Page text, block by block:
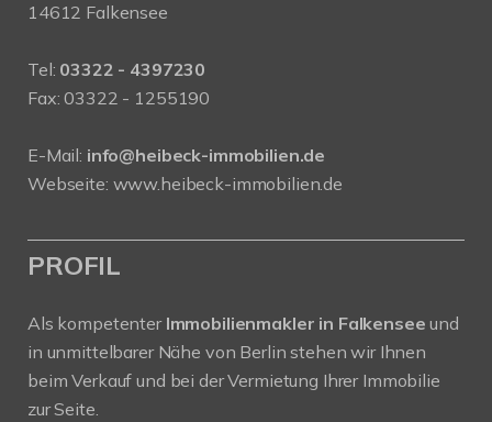
14612 Falkensee
Tel: 03322 - 4397230
Fax: 03322 - 1255190
E-Mail: info@heibeck-immobilien.de
Webseite: www.heibeck-immobilien.de
PROFIL
Als kompetenter Immobilienmakler in Falkenseeund
in unmittelbarer Nähe von Berlin stehen wir Ihnen
beim Verkauf und bei der Vermietung Ihrer Immobilie
zur Seite.